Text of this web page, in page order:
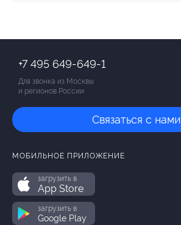
+7 495 649-649-1
Для звонка из Москвы
и регионов России
Связаться с нами
МОБИЛЬНОЕ ПРИЛОЖЕНИЕ
загрузить в
App Store
загрузить в
Google Play